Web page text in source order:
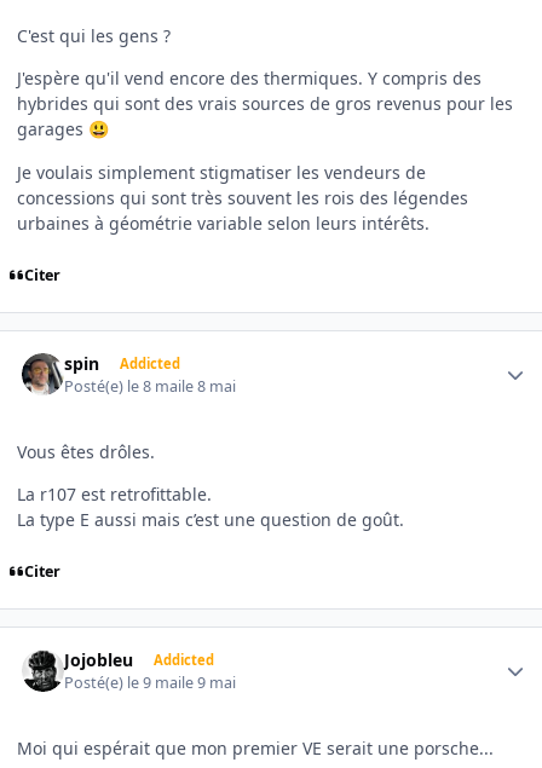
C'est qui les gens ?
J'espère qu'il vend encore des thermiques. Y compris des
hybrides qui sont des vrais sources de gros revenus pour les
garages 😃
Je voulais simplement stigmatiser les vendeurs de
concessions qui sont très souvent les rois des légendes
urbaines à géométrie variable selon leurs intérêts.
Citer
spin Addicted
Posté(e) le 8 maile 8 mai
Vous êtes drôles.
La r107 est retrofittable.
La type E aussi mais c’est une question de goût.
Citer
Jojobleu Addicted
Posté(e) le 9 maile 9 mai
Moi qui espérait que mon premier VE serait une porsche...